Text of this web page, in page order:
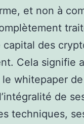
et non à
capital des
Cela signifie
whitepaper
de
techniques,